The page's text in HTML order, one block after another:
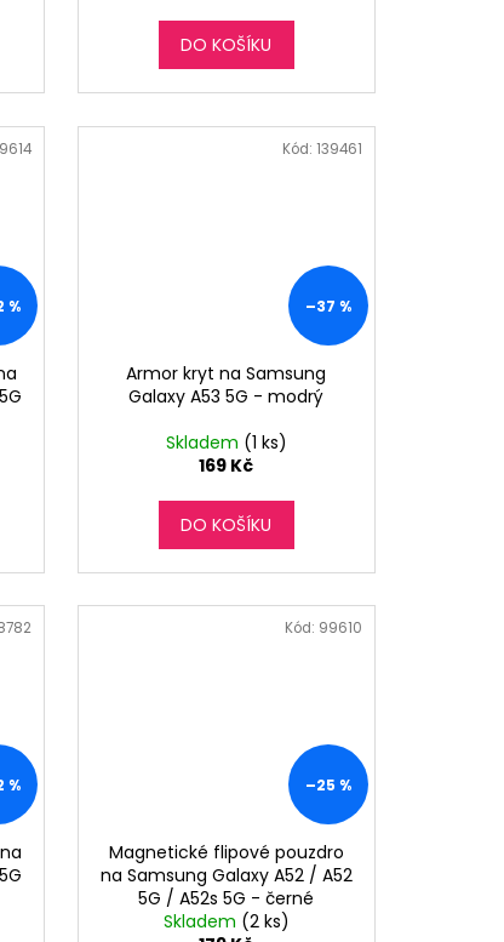
DO KOŠÍKU
% –37 %
Armor kryt na Samsung
Galaxy A53 5G - modrý
Skladem (1 ks)
169 Kč
DO KOŠÍKU
Kód: 139461
% –25 %
Magnetické flipové pouzdro
na Samsung Galaxy A52 / A52
5G / A52s 5G - černé
Skladem (2 ks)
Kód: 99610